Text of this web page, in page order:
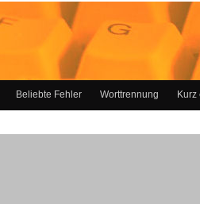
Beliebte Fehler Worttrennung Kurz